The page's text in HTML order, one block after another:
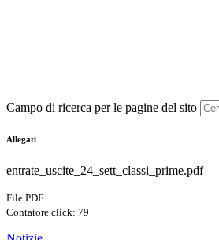
Campo di ricerca per le pagine del sito
Allegati
entrate_uscite_24_sett_classi_prime.pdf
File PDF
Contatore click: 79